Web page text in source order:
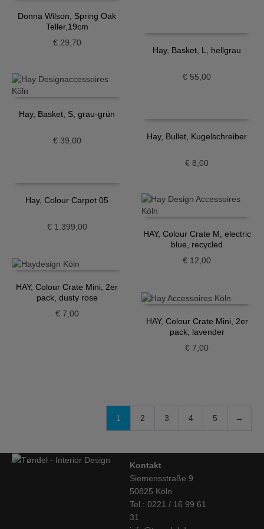
Donna Wilson, Spring Oak
Teller,19cm
€29,70
Hay, Basket, L, hellgrau
€ 55,00
Hay, Basket, S, grau-grün
€39,00 Hay, Bullet, Kugelschreiber
€ 8,00
Hay, Colour Carpet 05
€1.399,00
HAY, Colour Crate M, electric
blue, recycled
€ 12,00
HAY, Colour Crate Mini, 2er
pack, dusty rose
€7,00
HAY, Colour Crate Mini, 2er
pack, lavender
€ 7,00
1 2 3 4 5 →
Kontakt
Siemensstraße 9
50825 Köln
Tel.: 0221 / 16 99 61
31